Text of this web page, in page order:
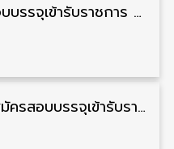
กรมสรรพากร รับสมัครสอบบรรจุเข้ารับราชการ วุฒิ ปวส./ป.ตรี 1,808 อัตรา รับสมัคร 20 สิงหาคม – 18 กันยายน
กรมการขนส่งทางบก รับสมัครสอบบรรจุเข้ารับราชการ วุฒิ ปวส. 24 อัตรา รับสมัคร 18 สิงหาคม – 7 กันยายน